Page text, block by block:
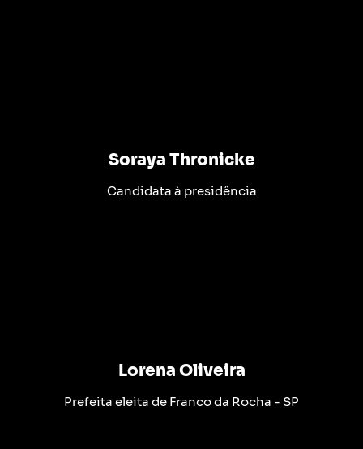
Soraya Thronicke
Candidata à presidência
Lorena Oliveira
Prefeita eleita de Franco da Rocha - SP